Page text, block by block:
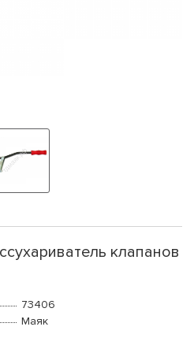
клапанов
73406
Маяк